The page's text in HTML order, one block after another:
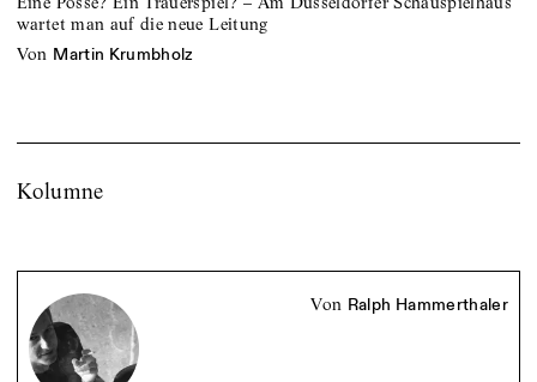
wartet man auf die neue Leitung
von Martin Krumbholz
Kolumne
von Ralph Hammerthaler